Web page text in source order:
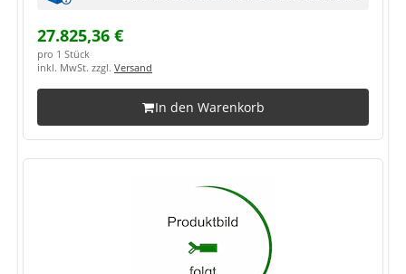
27.825,36 €
pro 1 Stück
inkl. MwSt. zzgl. Versand
In den Warenkorb